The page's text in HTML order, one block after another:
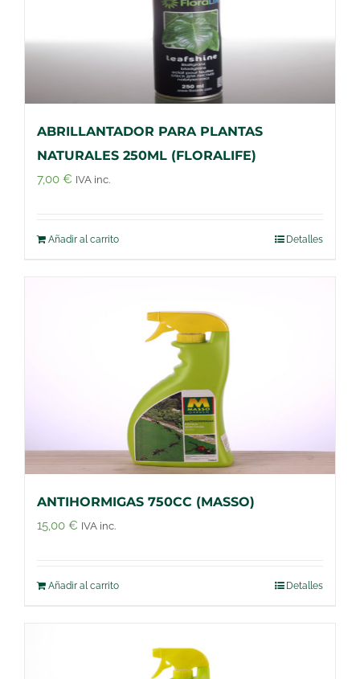
ABRILLANTADOR PARA PLANTAS
NATURALES 250ML (FLORALIFE)
7,00 € IVA inc.
Añadir al carrito Detalles
ANTIHORMIGAS 750CC (MASSO)
15,00 € IVA inc.
Añadir al carrito Detalles